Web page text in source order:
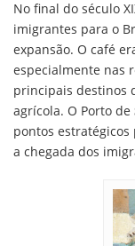
No final do século
imigrantes para o
expansão. O café
especialmente nas
principais destinos
agrícola. O Porto de
pontos
a chegada dos